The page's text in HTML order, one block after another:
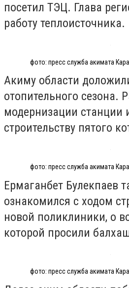
посетил ТЭЦ. Глава
работу теплоисточника.
фото: пресс служба акимата
Акиму области
отопительного сезона.
модернизации станции
строительству пятого
фото: пресс служба акимата
Ермаганбет Булекпаев
ознакомился с ходом
новой поликлиники, о
которой просили
фото: пресс служба акимата